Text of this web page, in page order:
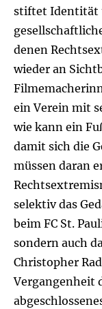
stiftet Identität
denen
wieder an
ein Verein mit
wie kann ein
damit sich die
müssen daran
selektiv das
beim FC St.
sondern auch
Christopher
Vergangenheit